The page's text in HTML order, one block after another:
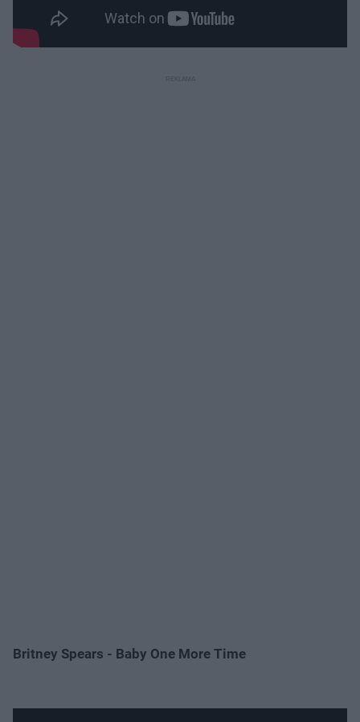
Britney Spears - Baby One More Time